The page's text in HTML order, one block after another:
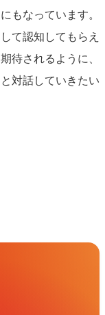
もなっています。
て認知してもらえ
待されるように、
対話していきたい